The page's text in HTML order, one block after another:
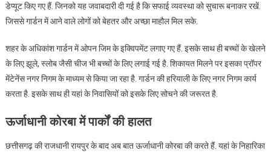
डेप्यूट किए गए हैं. जिनको यह जवाबदारी दी गई है कि सफाई व्यवस्था को सुचारू बनाकर रखें.
जिससे गार्डन में आने वाले लोगों को बेहतर और अच्छा माहौल मिल सके.
शहर के अधिकांश गार्डन में ओपन जिम के इक्विपमेंट लगाए गए हैं. इसके साथ ही बच्चों के खेलने
के लिए झूले, स्लोब जैसी चीज भी बच्चों के लिए लगाई गई है. शिकायत मिलने पर इसका प्रॉपर
मेंटेनेंस नगर निगम के माध्यम से किया जा रहा है. गार्डन की हरियाली के लिए नगर निगम कार्य
करता है. इसके साथ ही यहां के निवासियों को इसके लिए सोचने की जरूरत है.
ऊर्जाधानी कोरबा में पार्कों की हालत
छत्तीसगढ़ की राजधानी रायपुर के बाद अब बात ऊर्जाधानी कोरबा की करते हैं. यहां के निहारिका